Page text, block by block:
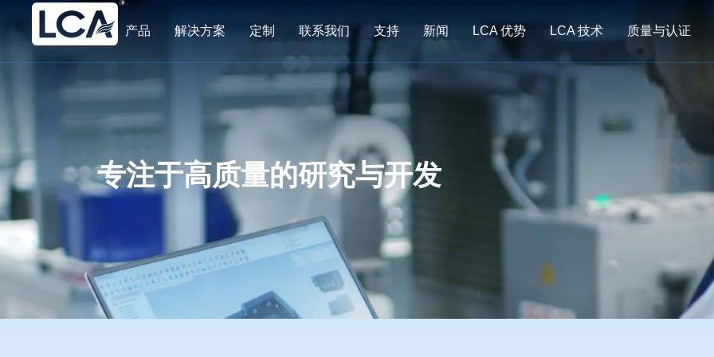
产品 解决方案 定制 联系我们 支持 新闻 LCA 优势 LCA 技术 质量与认证
专注于高质量的研究与开发